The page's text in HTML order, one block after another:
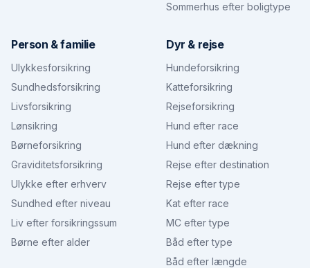
Sommerhus efter boligtype
Person & familie
Ulykkesforsikring
Sundhedsforsikring
Livsforsikring
Lønsikring
Børneforsikring
Graviditetsforsikring
Ulykke efter erhverv
Sundhed efter niveau
Liv efter forsikringssum
Børne efter alder
Dyr & rejse
Hundeforsikring
Katteforsikring
Rejseforsikring
Hund efter race
Hund efter dækning
Rejse efter destination
Rejse efter type
Kat efter race
MC efter type
Båd efter type
Båd efter længde